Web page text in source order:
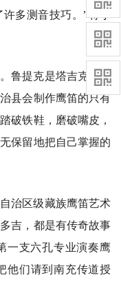
多测音技巧。”蒋小
鲁提克是塔吉克鹰笛
县会制作鹰笛的只有
破铁鞋，磨破嘴皮，
保留地把自己掌握的
治区级藏族鹰笛艺术
吉，都是有传奇故事
一支六孔专业演奏鹰
他们请到南充传道授